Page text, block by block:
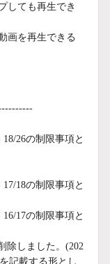
しても再生でき
画を再生できる
26の制限事項と
18の制限事項と
17の制限事項と
除しました。(202
記載する形とし